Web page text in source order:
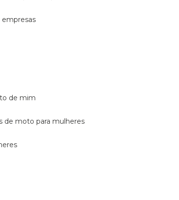
empresas
de mim
de moto para mulheres